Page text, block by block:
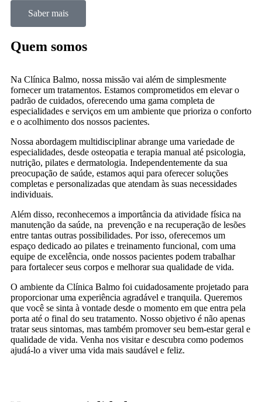
Saber mais
Quem somos
Na Clínica Balmo, nossa missão vai além de simplesmente
fornecer um tratamentos. Estamos comprometidos em elevar o
padrão de cuidados, oferecendo uma gama completa de
especialidades e serviços em um ambiente que prioriza o conforto
e o acolhimento dos nossos pacientes.
Nossa abordagem multidisciplinar abrange uma variedade de
especialidades, desde osteopatia e terapia manual até psicologia,
nutrição, pilates e dermatologia. Independentemente da sua
preocupação de saúde, estamos aqui para oferecer soluções
completas e personalizadas que atendam às suas necessidades
individuais.
Além disso, reconhecemos a importância da atividade física na
manutenção da saúde, na prevenção e na recuperação de lesões
entre tantas outras possibilidades. Por isso, oferecemos um
espaço dedicado ao pilates e treinamento funcional, com uma
equipe de excelência, onde nossos pacientes podem trabalhar
para fortalecer seus corpos e melhorar sua qualidade de vida.
O ambiente da Clínica Balmo foi cuidadosamente projetado para
proporcionar uma experiência agradável e tranquila. Queremos
que você se sinta à vontade desde o momento em que entra pela
porta até o final do seu tratamento. Nosso objetivo é não apenas
tratar seus sintomas, mas também promover seu bem-estar geral e
qualidade de vida. Venha nos visitar e descubra como podemos
ajudá-lo a viver uma vida mais saudável e feliz.